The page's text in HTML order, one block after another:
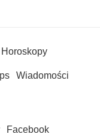
Horoskopy
Wiadomości
Facebook